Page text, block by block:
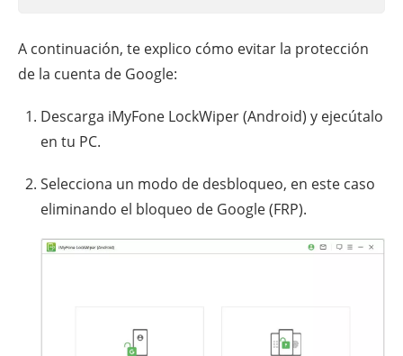
A continuación, te explico cómo evitar la protección
de la cuenta de Google:
Descarga iMyFone LockWiper (Android) y ejecútalo
en tu PC.
Selecciona un modo de desbloqueo, en este caso
eliminando el bloqueo de Google (FRP).